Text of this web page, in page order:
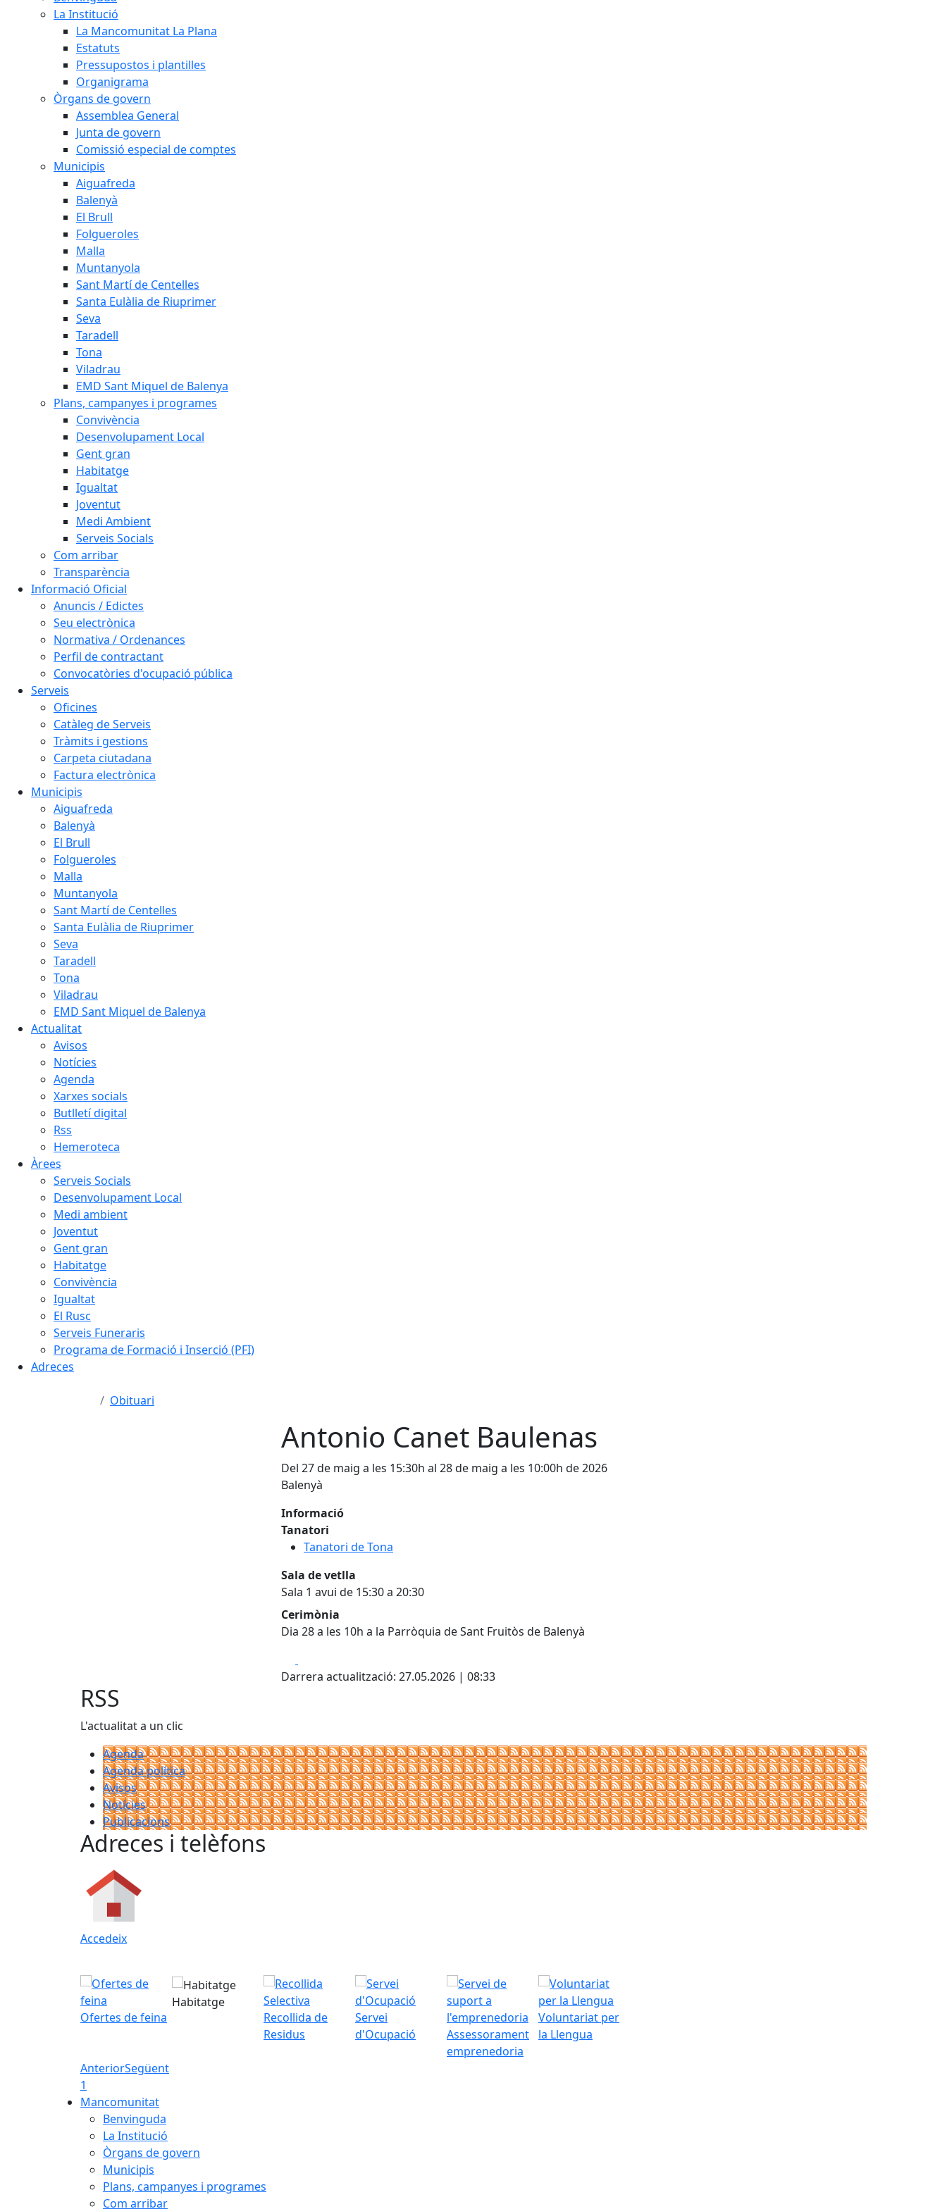
La Institució
La Mancomunitat La Plana
Estatuts
Pressupostos i plantilles
Organigrama
Òrgans de govern
Assemblea General
Junta de govern
Comissió especial de comptes
Municipis
Aiguafreda
Balenyà
El Brull
Folgueroles
Malla
Muntanyola
Sant Martí de Centelles
Santa Eulàlia de Riuprimer
Seva
Taradell
Tona
Viladrau
EMD Sant Miquel de Balenya
Plans, campanyes i programes
Convivència
Desenvolupament Local
Gent gran
Habitatge
Igualtat
Joventut
Medi Ambient
Serveis Socials
Com arribar
Transparència
Informació Oficial
Anuncis / Edictes
Seu electrònica
Normativa / Ordenances
Perfil de contractant
Convocatòries d'ocupació pública
Serveis
Oficines
Catàleg de Serveis
Tràmits i gestions
Carpeta ciutadana
Factura electrònica
Municipis
Aiguafreda
Balenyà
El Brull
Folgueroles
Malla
Muntanyola
Sant Martí de Centelles
Santa Eulàlia de Riuprimer
Seva
Taradell
Tona
Viladrau
EMD Sant Miquel de Balenya
Actualitat
Avisos
Notícies
Agenda
Xarxes socials
Butlletí digital
Rss
Hemeroteca
Àrees
Serveis Socials
Desenvolupament Local
Medi ambient
Joventut
Gent gran
Habitatge
Convivència
Igualtat
El Rusc
Serveis Funeraris
Programa de Formació i Inserció (PFI)
Adreces
Obituari
Antonio Canet Baulenas
Del 27 de maig a les 15:30h al 28 de maig a les 10:00h de 2026
Balenyà
Informació
Tanatori
Tanatori de Tona
Sala de vetlla
Sala 1 avui de 15:30 a 20:30
Cerimònia
Dia 28 a les 10h a la Parròquia de Sant Fruitòs de Balenyà
Darrera actualització: 27.05.2026 | 08:33
RSS
L'actualitat a un clic
Agenda
Agenda política
Avisos
Notícies
Publicacions
Adreces i telèfons
Accedeix
Ofertes de feina
Habitatge
Recollida de
Residus
Servei
d'Ocupació
Assessorament
emprenedoria
Voluntariat per
la Llengua
AnteriorSegüent
1
Mancomunitat
Benvinguda
La Institució
Òrgans de govern
Municipis
Plans, campanyes i programes
Com arribar